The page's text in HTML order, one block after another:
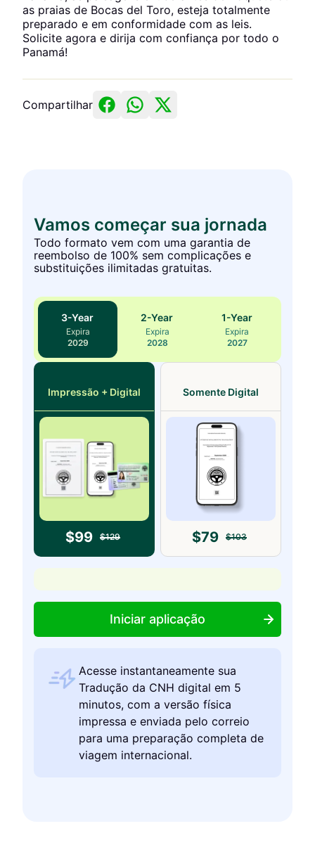
as praias de Bocas del Toro, esteja totalmente
preparado e em conformidade com as leis.
Solicite agora e dirija com confiança por todo o
Panamá!
Compartilhar
Vamos começar sua jornada
Todo formato vem com uma garantia de
reembolso de 100% sem complicações e
substituições ilimitadas gratuitas.
3-Year
Expira
2029
2-Year
Expira
2028
1-Year
Expira
2027
Impressão + Digital
$99 $129
Somente Digital
$79 $103
Iniciar aplicação
Acesse instantaneamente sua
Tradução da CNH digital em 5
minutos, com a versão física
impressa e enviada pelo correio
para uma preparação completa de
viagem internacional.